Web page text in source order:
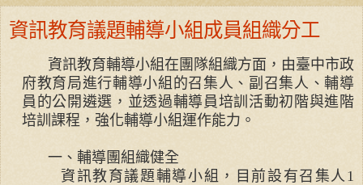
資訊教育議題輔導小組成員組織分工
資訊教育輔導小組在團隊組織方面，由臺中市政
府教育局進行輔導小組的召集人、副召集人、輔導
員的公開遴選，並透過輔導員培訓活動初階與進階
培訓課程，強化輔導小組運作能力。
一、輔導團組織健全
資訊教育議題輔導小組，目前設有召集人 1